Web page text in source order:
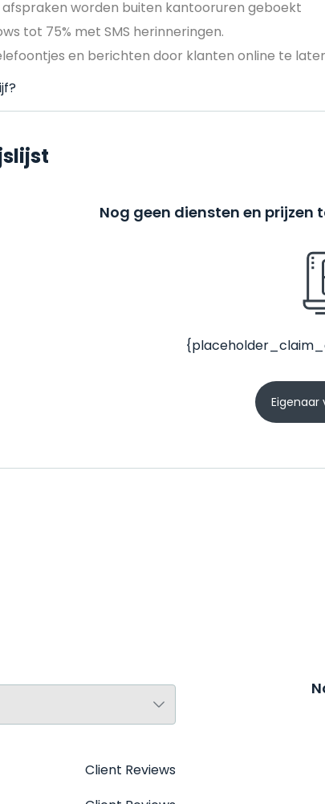
afspraken worden buiten kantooruren geboekt
tot 75% met SMS herinneringen.
en berichten door klanten online te
Nog geen diensten en
Eigenaar
Client Reviews